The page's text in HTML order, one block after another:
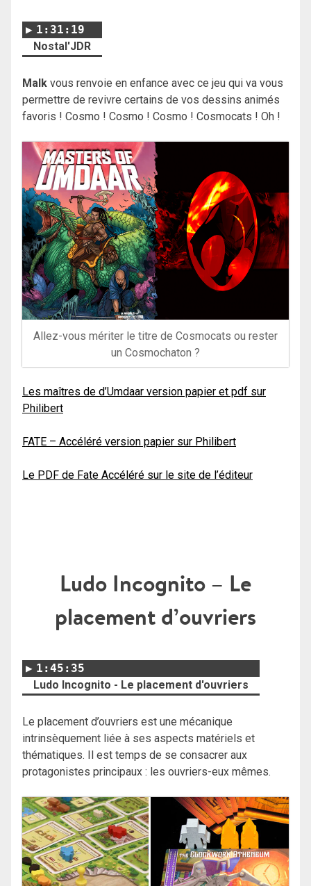
1:31:19
Nostal'JDR
Malk vous renvoie en enfance avec ce jeu qui va vous
permettre de revivre certains de vos dessins animés
favoris ! Cosmo ! Cosmo ! Cosmo ! Cosmocats ! Oh !
Allez-vous mériter le titre de Cosmocats ou rester
un Cosmochaton ?
Les maîtres de d’Umdaar version papier et pdf sur
Philibert
FATE – Accéléré version papier sur Philibert
Le PDF de Fate Accéléré sur le site de l’éditeur
Ludo Incognito – Le
placement d’ouvriers
1:45:35
Ludo Incognito - Le placement d'ouvriers
Le placement d’ouvriers est une mécanique
intrinsèquement liée à ses aspects matériels et
thématiques. Il est temps de se consacrer aux
protagonistes principaux : les ouvriers-eux mêmes.